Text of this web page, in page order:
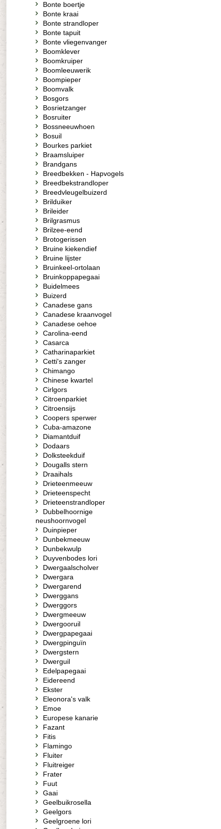
Bonte boertje
Bonte kraai
Bonte strandloper
Bonte tapuit
Bonte vliegenvanger
Boomklever
Boomkruiper
Boomleeuwerik
Boompieper
Boomvalk
Bosgors
Bosrietzanger
Bosruiter
Bossneeuwhoen
Bosuil
Bourkes parkiet
Braamsluiper
Brandgans
Breedbekken - Hapvogels
Breedbekstrandloper
Breedvleugelbuizerd
Brilduiker
Brileider
Brilgrasmus
Brilzee-eend
Brotogerissen
Bruine kiekendief
Bruine lijster
Bruinkeel-ortolaan
Bruinkoppapegaai
Buidelmees
Buizerd
Canadese gans
Canadese kraanvogel
Canadese oehoe
Carolina-eend
Casarca
Catharinaparkiet
Cetti's zanger
Chimango
Chinese kwartel
Cirlgors
Citroenparkiet
Citroensijs
Coopers sperwer
Cuba-amazone
Diamantduif
Dodaars
Dolksteekduif
Dougalls stern
Draaihals
Drieteenmeeuw
Drieteenspecht
Drieteenstrandloper
Dubbelhoornige
neushoornvogel
Duinpieper
Dunbekmeeuw
Dunbekwulp
Duyvenbodes lori
Dwergaalscholver
Dwergara
Dwergarend
Dwerggans
Dwerggors
Dwergmeeuw
Dwergooruil
Dwergpapegaai
Dwergpinguïn
Dwergstern
Dwerguil
Edelpapegaai
Eidereend
Ekster
Eleonora's valk
Emoe
Europese kanarie
Fazant
Fitis
Flamingo
Fluiter
Fluitreiger
Frater
Fuut
Gaai
Geelbuikrosella
Geelgors
Geelgroene lori